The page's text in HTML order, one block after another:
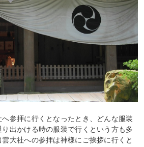
参拝に行くとなったとき、どんな服装
出かける時の服装で行くという方も多
大社への参拝は神様にご挨拶に行くと